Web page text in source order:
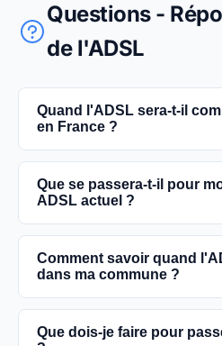
Questions -
de l'ADSL
Quand l'ADSL sera-t-il
en France ?
L'extinction complète du
pour 2030. D'ici là, les
optique, plus rapides et
Que se passera-t-il pour
ADSL actuel ?
Vous pouvez continuer à
abonnement ADSL jusqu'à
conseillé de passer à la
possible pour une meilleure
Comment savoir quand
dans ma commune ?
Les dates précises de
Que dois-je faire pour